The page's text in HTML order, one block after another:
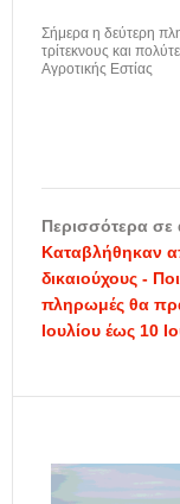
Σήμερα η δεύτερη
τρίτεκνους και
Αγροτικής Εστίας
Περισσότερα σε
Καταβλήθηκαν
δικαιούχους -
πληρωμές θα
Ιουλίου έως 10